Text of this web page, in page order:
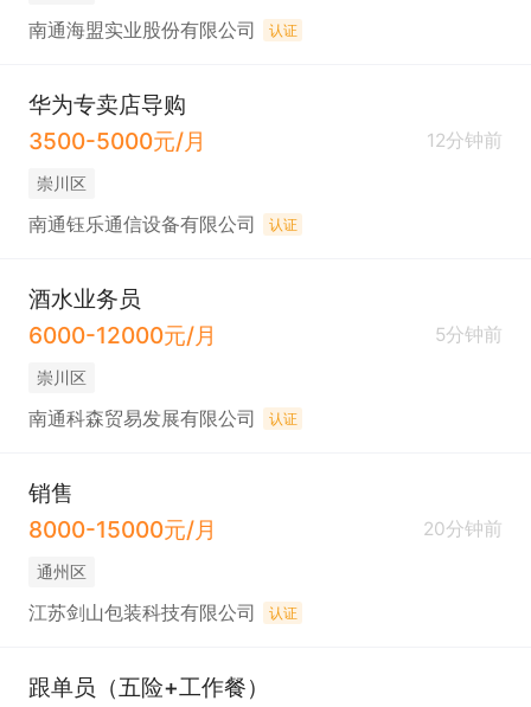
南通海盟实业股份有限公司 认证
华为专卖店导购
3500-5000元/月
12分钟前
崇川区
南通钰乐通信设备有限公司 认证
酒水业务员
6000-12000元/月
5分钟前
崇川区
南通科森贸易发展有限公司 认证
销售
8000-15000元/月
20分钟前
通州区
江苏剑山包装科技有限公司 认证
跟单员（五险+工作餐）